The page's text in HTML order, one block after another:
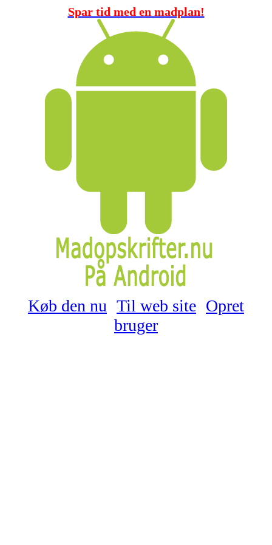
Spar tid med en madplan!
Køb den nu Til web site Opret
bruger